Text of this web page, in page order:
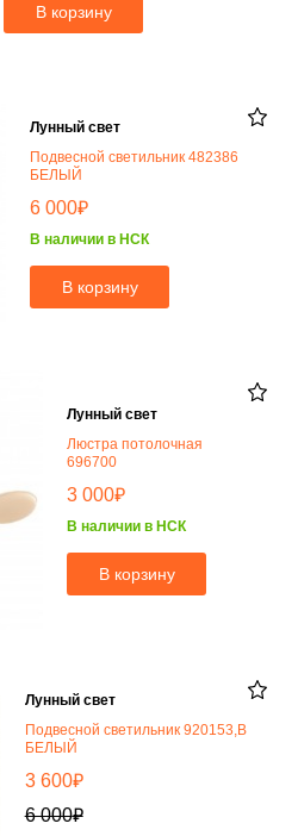
В корзину
Лунный свет
Подвесной светильник 482386
БЕЛЫЙ
6 000₽
В наличии в НСК
В корзину
Лунный свет
Люстра потолочная
696700
3 000₽
В наличии в НСК
В корзину
Лунный свет
Подвесной светильник 920153,B
БЕЛЫЙ
3 600₽
6 000₽